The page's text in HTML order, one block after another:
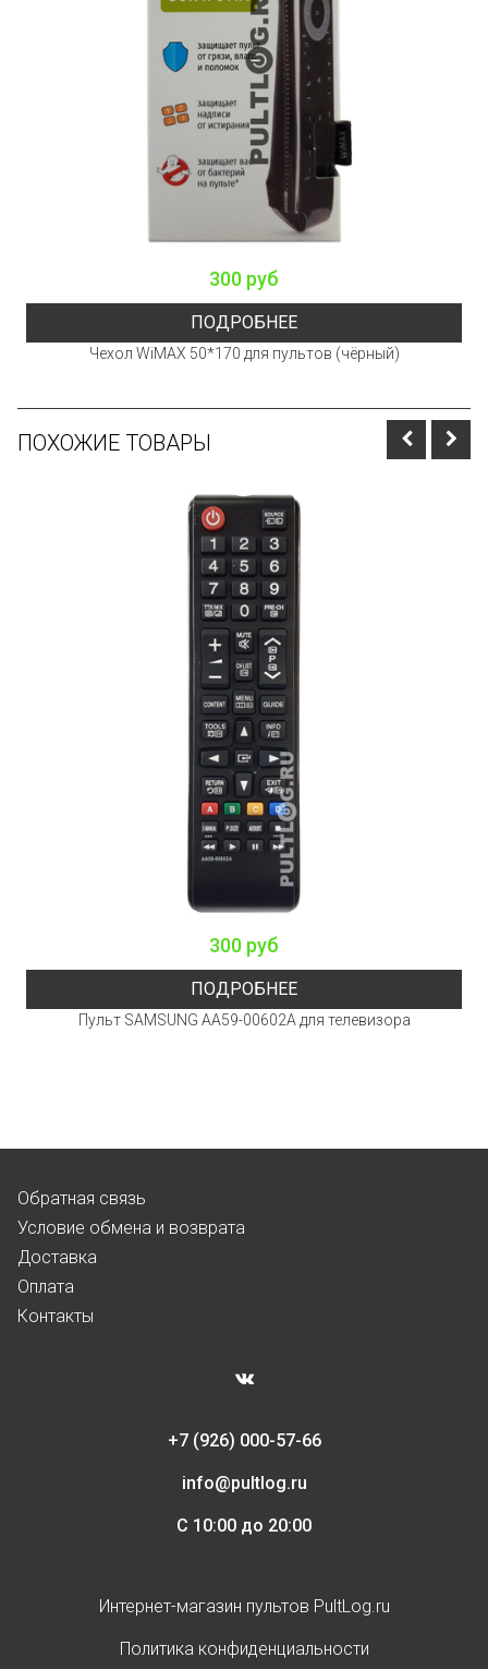
300 руб
ПОДРОБНЕЕ
Чехол WiMAX 50*170 для пультов (чёрный)
ПОХОЖИЕ ТОВАРЫ
300 руб
ПОДРОБНЕЕ
Пульт SAMSUNG AA59-00602A для телевизора
Обратная связь
Условие обмена и возврата
Доставка
Оплата
Контакты
+7 (926) 000-57-66
info@pultlog.ru
С 10:00 до 20:00
Интернет-магазин пультов PultLog.ru
Политика конфиденциальности